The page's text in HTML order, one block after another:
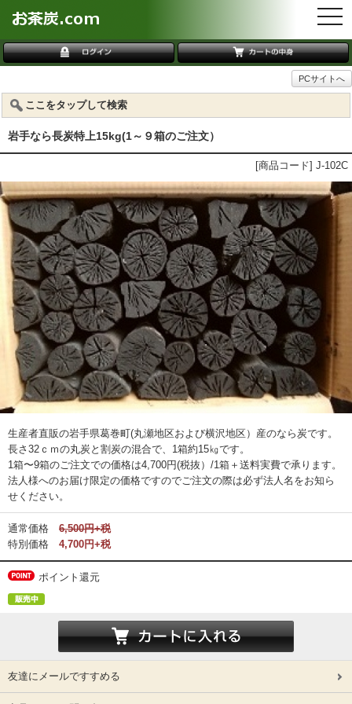
PCサイトへ
ここをタップして検索
岩手なら長炭特上15kg(1～９箱のご注文）
[商品コード] J-102C
生産者直販の岩手県葛巻町(丸瀬地区および横沢地区）産のなら炭です。
長さ32ｃｍの丸炭と割炭の混合で、1箱約15㎏です。
1箱〜9箱のご注文での価格は4,700円(税抜）/1箱＋送料実費で承ります。
法人様へのお届け限定の価格ですのでご注文の際は必ず法人名をお知ら
せください。
通常価格
6,500円+税
特別価格
4,700円+税
ポイント還元
友達にメールですすめる